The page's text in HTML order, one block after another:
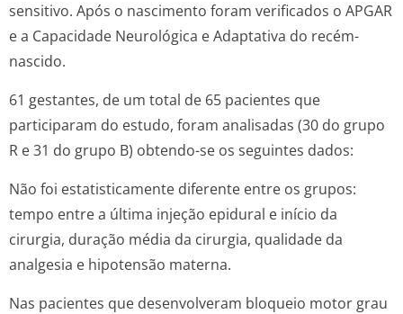
sensitivo. Após o nascimento foram verificados o APGAR
e a Capacidade Neurológica e Adaptativa do recém-
nascido.
61 gestantes, de um total de 65 pacientes que
participaram do estudo, foram analisadas (30 do grupo
R e 31 do grupo B) obtendo-se os seguintes dados:
Não foi estatisticamente diferente entre os grupos:
tempo entre a última injeção epidural e início da
cirurgia, duração média da cirurgia, qualidade da
analgesia e hipotensão materna.
Nas pacientes que desenvolveram bloqueio motor grau